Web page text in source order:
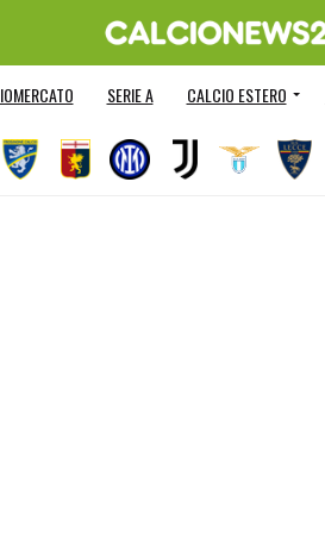
SERIE A CALCIO ESTERO